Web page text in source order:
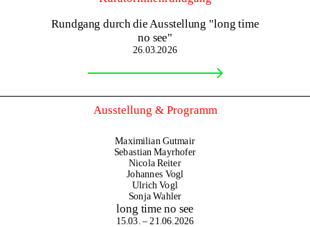
Rundgang durch die Ausstellung "long time
no see"
26.03.2026
Ausstellung & Programm
Maximilian Gutmair
Sebastian Mayrhofer
Nicola Reiter
Johannes Vogl
Ulrich Vogl
Sonja Wahler
long time no see
15.03. – 21.06.2026